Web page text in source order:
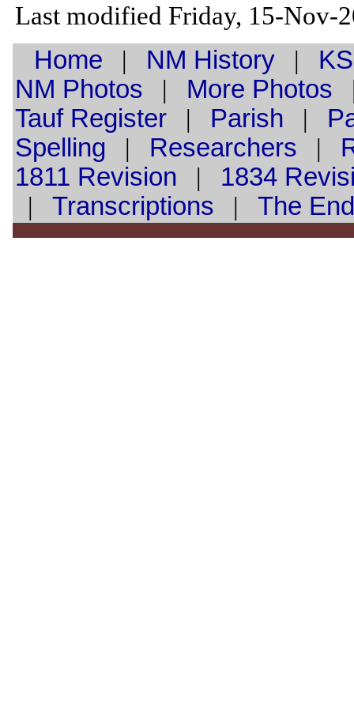
Last modified Friday, 15-Nov-
Home | NM History|
NM Photos | More Photos
TaufRegister| Parish |
Spelling | Researchers |
1811 Revision | 1834
| Transcriptions | The End